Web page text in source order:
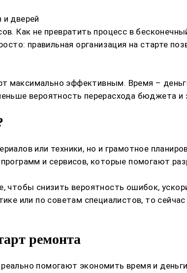
дверей
Как не превратить процесс в
правильная организация на старте
эффективным. Время –
вероятность перерасхода бюджета и
или техники, но и грамотное
и сервисов, которые помогают
снизить вероятность ошибок,
или по советам специалистов, то
ремонта
помогают экономить время и